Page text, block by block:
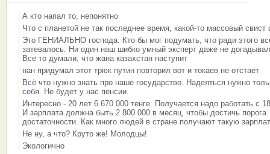
А кто напал то, непонятно
Что с планетой не так последнее время, какой-то массовый свист
Это ГЕНИАЛЬНО господа. Кто бы мог подумать, что ради этого
затевалось. Ни один наш шибко умный эксперт даже не
Все то думали, что жана казахстан наступит
нан придумал этот трюк путин повторил вот и токаев не отстает
Всё что нужно знать про наше государство. Надеяться нужно
себя. Не будет у нас пенсии.
Интересно - 20 лет 6 670 000 тенге. Получается надо работать с
И зарплата должна быть 2 800 000 в месяц, чтобы достичь порога
достаточности. Как много людей в стране получают такую
Не ну, а что? Круто же! Молодцы!
Экологично